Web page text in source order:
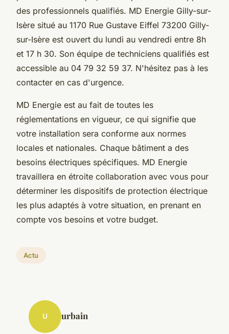
des professionnels qualifiés. MD Energie Gilly-sur-
Isère situé au 1170 Rue Gustave Eiffel 73200 Gilly-
sur-Isère est ouvert du lundi au vendredi entre 8h
et 17 h 30. Son équipe de techniciens qualifiés est
accessible au 04 79 32 59 37. N'hésitez pas à les
contacter en cas d'urgence.
MD Energie est au fait de toutes les
réglementations en vigueur, ce qui signifie que
votre installation sera conforme aux normes
locales et nationales. Chaque bâtiment a des
besoins électriques spécifiques. MD Energie
travaillera en étroite collaboration avec vous pour
déterminer les dispositifs de protection électrique
les plus adaptés à votre situation, en prenant en
compte vos besoins et votre budget.
Actu
U urbain